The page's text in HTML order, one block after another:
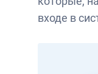
входе в